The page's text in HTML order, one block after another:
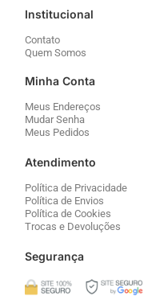
Institucional
Contato
Quem Somos
Minha Conta
Meus Endereços
Mudar Senha
Meus Pedidos
Atendimento
Política de Privacidade
Política de Envios
Política de Cookies
Trocas e Devoluções
Segurança